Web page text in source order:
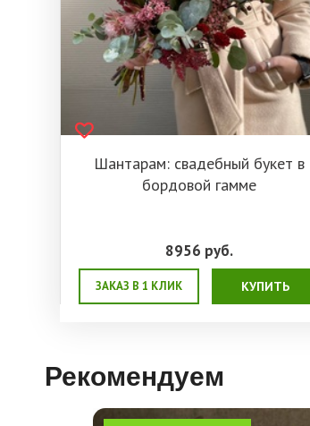
Шантарам: свадебный букет в
бордовой гамме
8956 руб.
ЗАКАЗ В 1 КЛИК КУПИТЬ
Рекомендуем